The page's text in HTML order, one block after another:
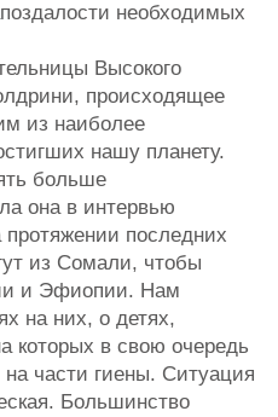
необходимых
Высокого
происходящее
из наиболее
нашу планету.
больше
она в интервью
последних
из Сомали, чтобы
и Эфиопии. Нам
на них, о детях,
которых в свою очередь
части гиены. Ситуация
Большинство